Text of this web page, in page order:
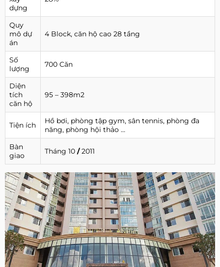
dựng
Quy
mô dự
án
4 Block, căn hộ cao 28 tầng
Số
lượng
700 Căn
Diện
tích
căn hộ
95 – 398m2
Tiện ích
Hồ bơi, phòng tập gym, sân tennis, phòng đa
năng, phòng hội thảo …
Bàn
giao
Tháng 10 /2011